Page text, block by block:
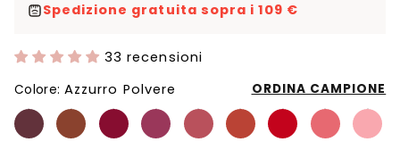
Spedizione gratuita sopra i 109 €
33 recensioni
Colore:Azzurro Polvere ORDINA CAMPIONE